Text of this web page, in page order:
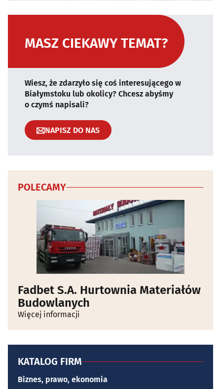
MASZ CIEKAWY TEMAT?
Wiesz, że zdarzyło się coś interesującego w
Białymstoku lub okolicy? Chcesz abyśmy
o czymś napisali?
NAPISZ DO NAS
POLECAMY
Fadbet S.A. Hurtownia Materiałów
Budowlanych
Więcej informacji
KATALOG FIRM
Biznes, prawo, ekonomia